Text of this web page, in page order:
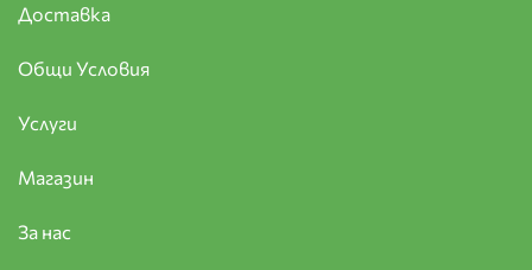
Доставка
Общи Условия
Услуги
Магазин
За нас